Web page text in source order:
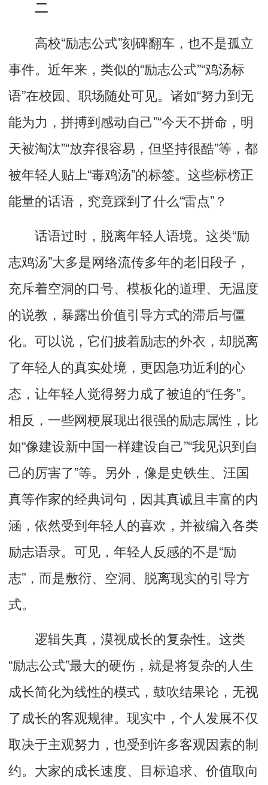
二
高校“励志公式”刻碑翻车，也不是孤立
事件。近年来，类似的“励志公式”“鸡汤标
语”在校园、职场随处可见。诸如“努力到无
能为力，拼搏到感动自己”“今天不拼命，明
天被淘汰”“放弃很容易，但坚持很酷”等，都
被年轻人贴上“毒鸡汤”的标签。这些标榜正
能量的话语，究竟踩到了什么“雷点”？
话语过时，脱离年轻人语境。 这类“励
志鸡汤”大多是网络流传多年的老旧段子，
充斥着空洞的口号、模板化的道理、无温度
的说教，暴露出价值引导方式的滞后与僵
化。可以说，它们披着励志的外衣，却脱离
了年轻人的真实处境，更因急功近利的心
态，让年轻人觉得努力成了被迫的“任务”。
相反，一些网梗展现出很强的励志属性， 比
如“像建设新中国一样建设自己”“我见识到自
己的厉害了”等。另外，像是史铁生、汪国
真等作家的经典词句，因其真诚且丰富的内
涵，依然受到年轻人的喜欢，并被编入各类
励志语录。可见， 年轻人反感的不是“励
志” ，而是敷衍、空洞、脱离现实的引导方
式。
逻辑失真，漠视成长的复杂性。 这类
“励志公式”最大的硬伤，就是将复杂的人生
成长简化为线性的模式，鼓吹结果论，无视
了成长的客观规律。现实中，个人发展不仅
取决于主观努力， 也受到许多客观因素的制
约。大家的成长速度、目标追求、价值取向